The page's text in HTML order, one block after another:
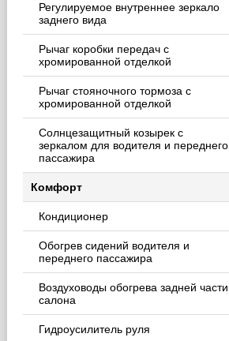
Регулируемое внутреннее зеркало
заднего вида
Рычаг коробки передач с
хромированной отделкой
Рычаг стояночного тормоза с
хромированной отделкой
Солнцезащитный козырек с
зеркалом для водителя и переднего
пассажира
Комфорт
Кондиционер
Обогрев сидений водителя и
переднего пассажира
Воздуховоды обогрева задней части
салона
Гидроусилитель руля